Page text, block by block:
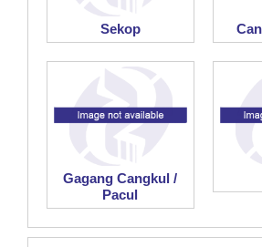
Sekop
Gagang Cangkul /
Pacul